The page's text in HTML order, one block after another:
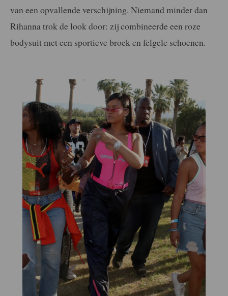
van een opvallende verschijning. Niemand minder dan
Rihanna trok de look door: zij combineerde een roze
bodysuit met een sportieve broek en felgele schoenen.